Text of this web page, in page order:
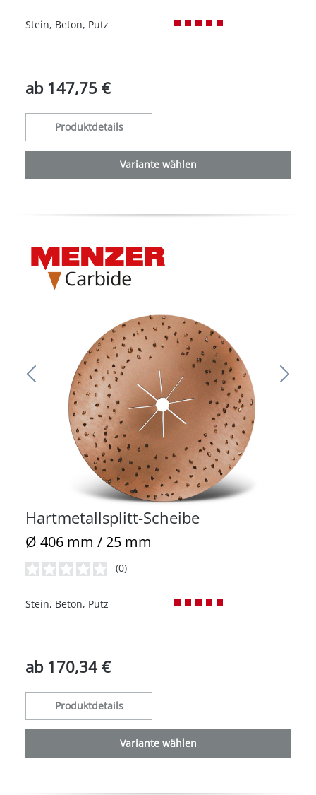
Stein, Beton, Putz
ab 147,75 €
Produktdetails
Variante wählen
Hartmetallsplitt-Scheibe
Ø 406 mm / 25 mm
(0)
Stein, Beton, Putz
ab 170,34 €
Produktdetails
Variante wählen